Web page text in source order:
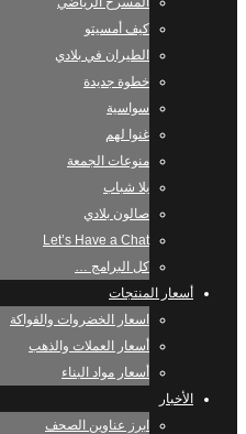
كيف أمسيتو
الطيران في بلادي
خطوة جديدة
سواسية
غنوا لهم
منوعات الجمعة
يلا شباب
صالون بلادي
Let’s Have a Chat
كل البرامج …
أسعار المنتجات
اسعار الخضروات والفواكة
أسعار العملات والذهب
أسعار مواد البناء
الأخبار
ابرز عناوين الصحف